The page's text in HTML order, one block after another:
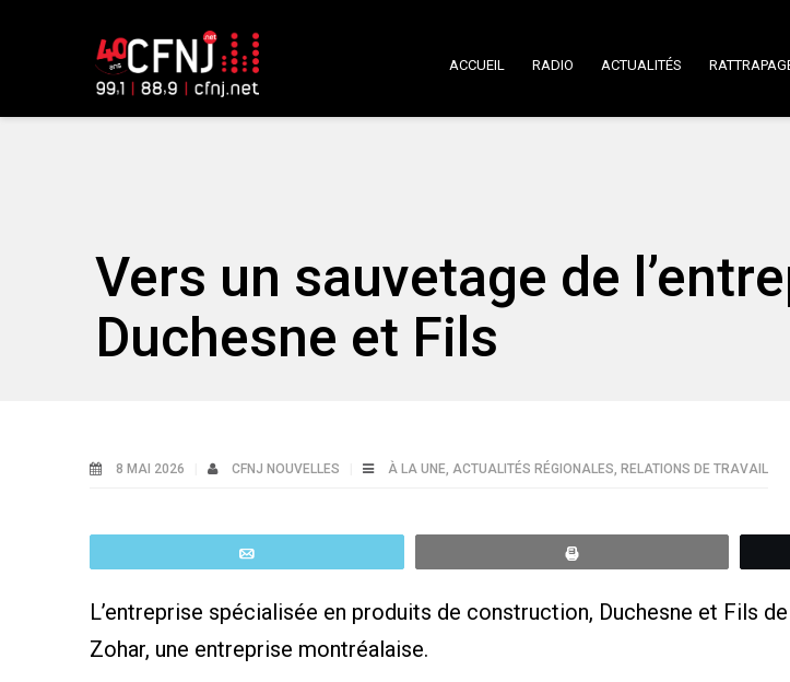
ACCUEIL RADIO ACTUALITÉS
Vers un sauvetage de
Duchesne et Fils
8 MAI 2026 CFNJ NOUVELLES À LA UNE, ACTUALITÉS RÉGIONALES, RELATIONS DE TRAVAIL
L’entreprise spécialisée en produits de construction, Duchesne et Fils
Zohar, une entreprise montréalaise.